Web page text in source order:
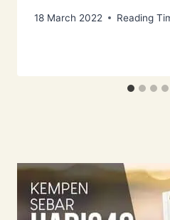
18 March 2022 Reading